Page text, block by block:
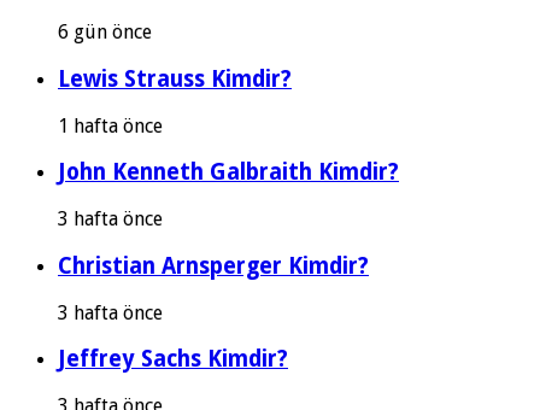
6 gün önce
Lewis Strauss Kimdir?
1 hafta önce
John Kenneth Galbraith Kimdir?
3 hafta önce
Christian Arnsperger Kimdir?
3 hafta önce
Jeffrey Sachs Kimdir?